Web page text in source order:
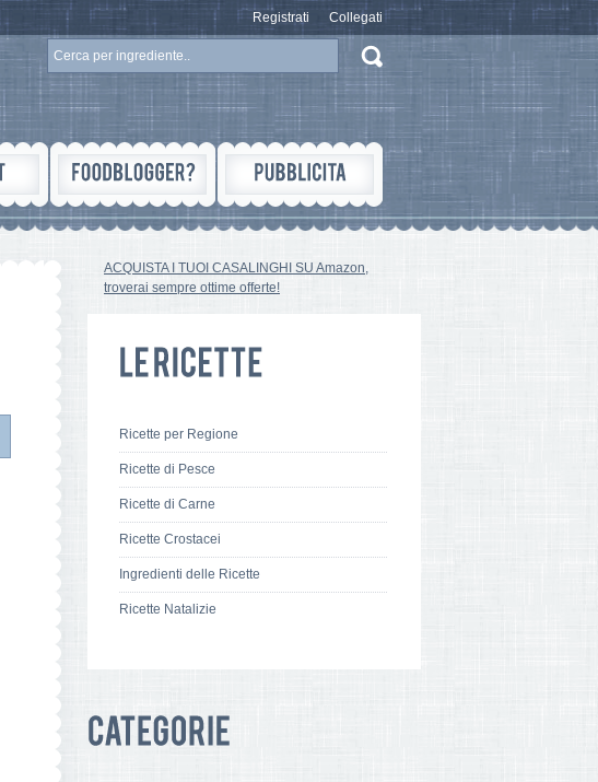
Registrati Collegati
ACQUISTA I TUOI CASALINGHI SU Amazon,
troverai sempre ottime offerte!
Ricette per Regione
Ricette di Pesce
Ricette di Carne
Ricette Crostacei
Ingredienti delle Ricette
Ricette Natalizie